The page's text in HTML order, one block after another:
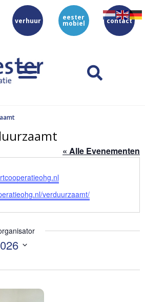
verhuur eester
mobiel contact
« Alle Evenementen
verduurzaamt/